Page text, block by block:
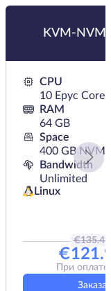
KVM-
CPU
10 Epyc Cores
RAM
64 GB
Space
400 GB NVMe
Bandwidth
Unlimited
Linux
€135.49
€
При оплате